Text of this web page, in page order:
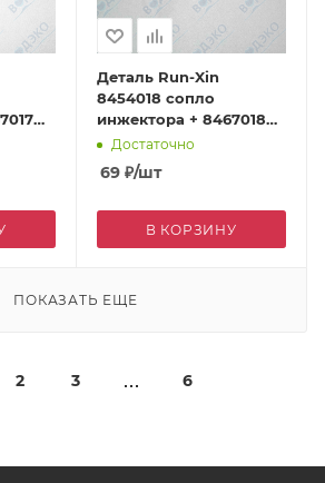
Деталь Run-Xin
8454018 сопло
инжектора + 8467018
втулка инжектора
розовый для F77A
Достаточно
69₽/шт
В КОРЗИНУ
ПОКАЗАТЬ ЕЩЕ
2 3 6